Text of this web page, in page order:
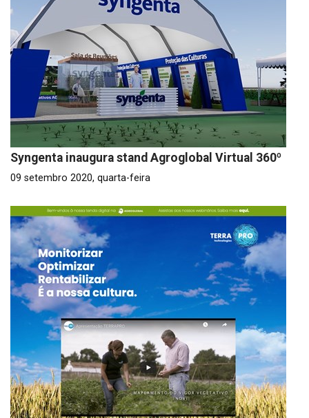
Syngenta inaugura stand Agroglobal Virtual 360º
09 setembro 2020, quarta-feira